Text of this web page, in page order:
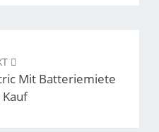
Mit Batteriemiete